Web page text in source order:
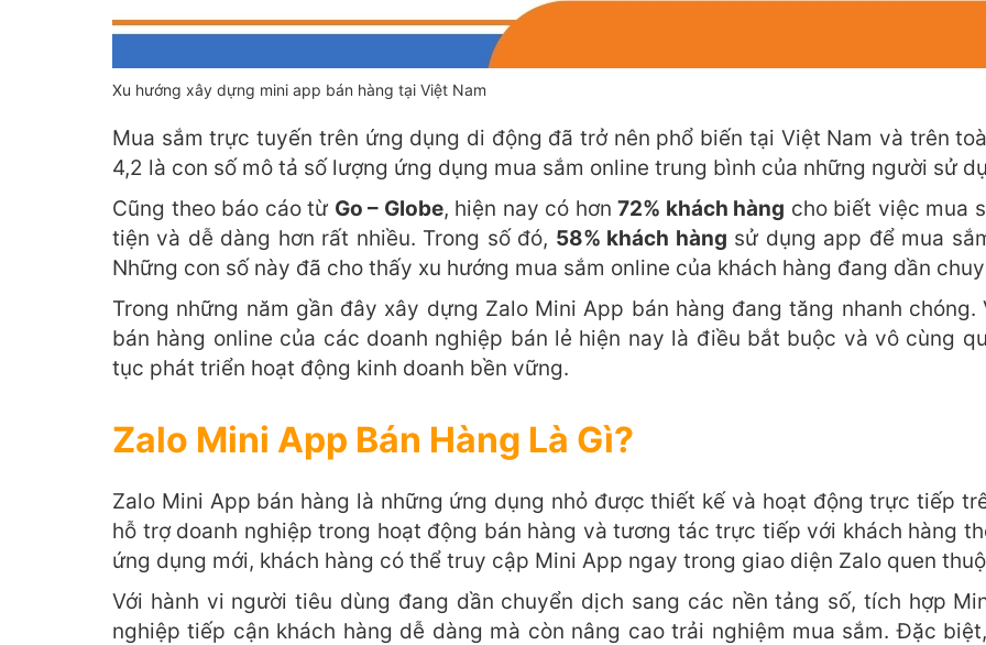
Xu hướng xây dựng mini app bán hàng tại Việt Nam
Mua sắm trực tuyến trên ứng dụng di động đã trở nên phổ biến tại Việt Nam và trên
4,2 là con số mô tả số lượng ứng dụng mua sắm online trung bình của những người sử
Cũng theo báo cáo từ Go – Globe, hiện nay có hơn 72% khách hàng cho biết việc mua
tiện và dễ dàng hơn rất nhiều. Trong số đó, 58% khách hàng sử dụng app để mua
Những con số này đã cho thấy xu hướng mua sắm online của khách hàng đang dần
Trong những năm gần đây xây dựng Zalo Mini App bán hàng đang tăng nhanh
bán hàng online của các doanh nghiệp bán lẻ hiện nay là điều bắt buộc và vô cùng
tục phát triển hoạt động kinh doanh bền vững.
Zalo Mini App Bán Hàng Là Gì?
Zalo Mini App bán hàng là những ứng dụng nhỏ được thiết kế và hoạt động trực tiếp
hỗ trợ doanh nghiệp trong hoạt động bán hàng và tương tác trực tiếp với khách hàng
ứng dụng mới, khách hàng có thể truy cập Mini App ngay trong giao diện Zalo quen
Với hành vi người tiêu dùng đang dần chuyển dịch sang các nền tảng số, tích hợp
nghiệp tiếp cận khách hàng dễ dàng mà còn nâng cao trải nghiệm mua sắm. Đặc